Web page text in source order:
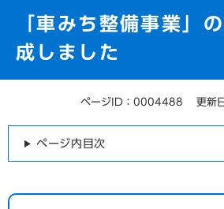
「車みち整備事業」
成しました
ページID：0004488 更新
ページ内目次